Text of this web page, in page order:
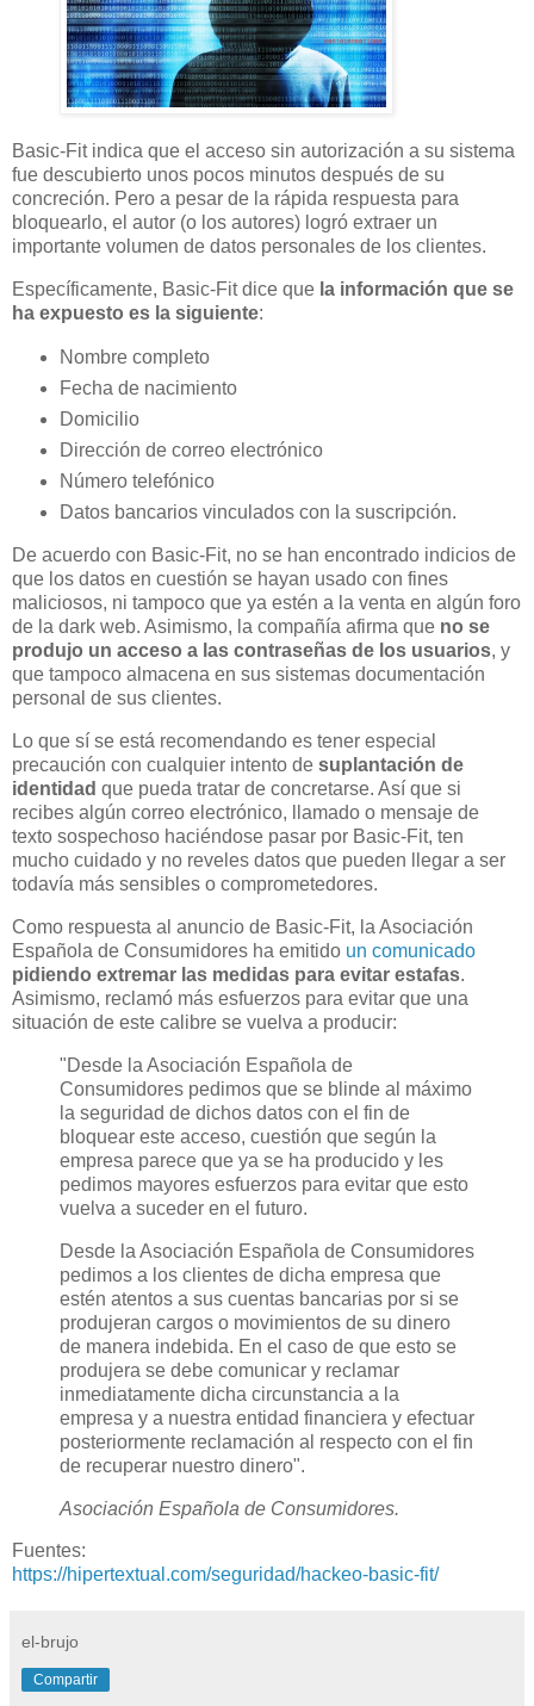
Basic-Fit indica que el acceso sin autorización a su sistema
fue descubierto unos pocos minutos después de su
concreción. Pero a pesar de la rápida respuesta para
bloquearlo, el autor (o los autores) logró extraer un
importante volumen de datos personales de los clientes.
Específicamente, Basic-Fit dice que la información que se
ha expuesto es la siguiente:
Nombre completo
Fecha de nacimiento
Domicilio
Dirección de correo electrónico
Número telefónico
Datos bancarios vinculados con la suscripción.
De acuerdo con Basic-Fit, no se han encontrado indicios de
que los datos en cuestión se hayan usado con fines
maliciosos, ni tampoco que ya estén a la venta en algún foro
de la dark web. Asimismo, la compañía afirma que no se
produjo un acceso a las contraseñas de los usuarios, y
que tampoco almacena en sus sistemas documentación
personal de sus clientes.
Lo que sí se está recomendando es tener especial
precaución con cualquier intento de suplantación de
identidad que pueda tratar de concretarse. Así que si
recibes algún correo electrónico, llamado o mensaje de
texto sospechoso haciéndose pasar por Basic-Fit, ten
mucho cuidado y no reveles datos que pueden llegar a ser
todavía más sensibles o comprometedores.
Como respuesta al anuncio de Basic-Fit, la Asociación
Española de Consumidores ha emitido un comunicado
pidiendo extremar las medidas para evitar estafas.
Asimismo, reclamó más esfuerzos para evitar que una
situación de este calibre se vuelva a producir:
"Desde la Asociación Española de
Consumidores pedimos que se blinde al máximo
la seguridad de dichos datos con el fin de
bloquear este acceso, cuestión que según la
empresa parece que ya se ha producido y les
pedimos mayores esfuerzos para evitar que esto
vuelva a suceder en el futuro.
Desde la Asociación Española de Consumidores
pedimos a los clientes de dicha empresa que
estén atentos a sus cuentas bancarias por si se
produjeran cargos o movimientos de su dinero
de manera indebida. En el caso de que esto se
produjera se debe comunicar y reclamar
inmediatamente dicha circunstancia a la
empresa y a nuestra entidad financiera y efectuar
posteriormente reclamación al respecto con el fin
de recuperar nuestro dinero".
Asociación Española de Consumidores.
Fuentes:
https://hipertextual.com/seguridad/hackeo-basic-fit/
el-brujo
Compartir